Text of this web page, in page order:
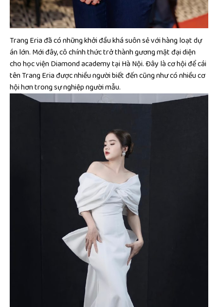
Trang Eria đã có những khởi đầu khá suôn sẻ với hàng loạt dự
án lớn. Mới đây, cô chính thức trở thành gương mặt đại diện
cho học viện Diamond academy tại Hà Nội. Đây là cơ hội để cái
tên Trang Eria được nhiều người biết đến cũng như có nhiều cơ
hội hơn trong sự nghiệp người mẫu.